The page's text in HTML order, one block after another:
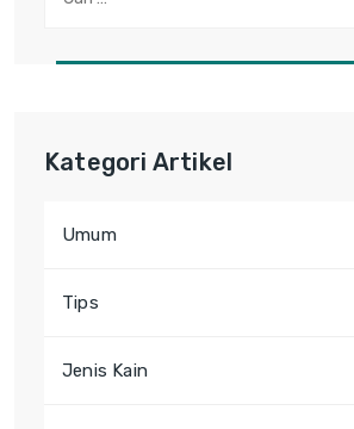
Kategori Artikel
Umum
Tips
Jenis Kain